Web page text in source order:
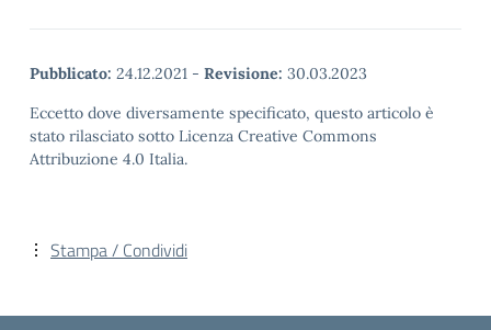
Pubblicato: 24.12.2021 - Revisione: 30.03.2023
Eccetto dove diversamente specificato, questo articolo è
stato rilasciato sotto Licenza Creative Commons
Attribuzione 4.0 Italia.
Stampa / Condividi